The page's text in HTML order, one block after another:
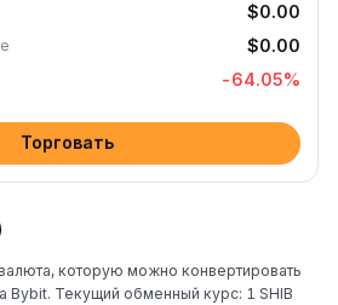
$0.00
$0.00
-64.05%
Торговать
которую можно конвертировать
Bybit. Текущий обменный курс: 1 SHIB